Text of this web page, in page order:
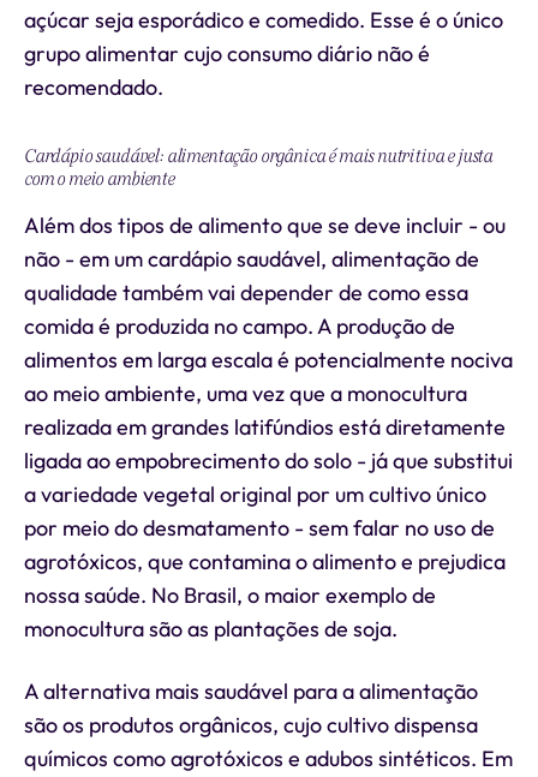
açúcar seja esporádico e comedido. Esse é o único
grupo alimentar cujo consumo diário não é
recomendado.
Cardápio saudável: alimentação orgânica é mais nutritiva e justa
com o meio ambiente
Além dos tipos de alimento que se deve incluir - ou
não - em um cardápio saudável, alimentação de
qualidade também vai depender de como essa
comida é produzida no campo. A produção de
alimentos em larga escala é potencialmente nociva
ao meio ambiente, uma vez que a monocultura
realizada em grandes latifúndios está diretamente
ligada ao empobrecimento do solo - já que substitui
a variedade vegetal original por um cultivo único
por meio do desmatamento - sem falar no uso de
agrotóxicos, que contamina o alimento e prejudica
nossa saúde. No Brasil, o maior exemplo de
monocultura são as plantações de soja.
A alternativa mais saudável para a alimentação
são os produtos orgânicos, cujo cultivo dispensa
químicos como agrotóxicos e adubos sintéticos. Em